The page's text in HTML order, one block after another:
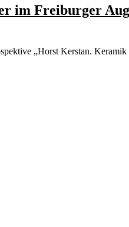
im Freiburger
„Horst Kerstan.